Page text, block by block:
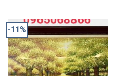
-11%